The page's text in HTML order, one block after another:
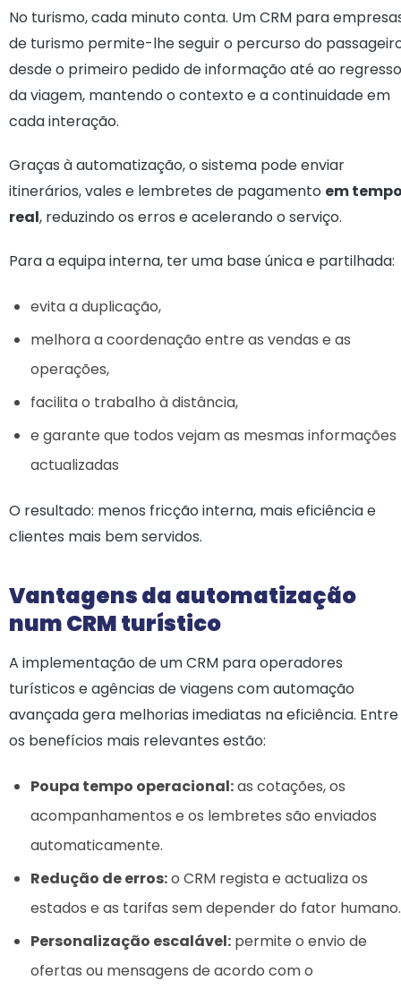
No turismo, cada minuto conta. Um CRM para
de turismo permite-lhe seguir o percurso do
desde o primeiro pedido de informação até ao regresso
da viagem, mantendo o contexto e a continuidade em
cada interação.
Graças à automatização, o sistema pode enviar
itinerários, vales e lembretes de pagamento em
real, reduzindo os erros e acelerando o serviço.
Para a equipa interna, ter uma base única e partilhada:
evita a duplicação,
melhora a coordenação entre as vendas e as
operações,
facilita o trabalho à distância,
e garante que todos vejam as mesmas informações
actualizadas
O resultado: menos fricção interna, mais eficiência e
clientes mais bem servidos.
Vantagens da automatização
num CRM turístico
A implementação de um CRM para operadores
turísticos e agências de viagens com automação
avançada gera melhorias imediatas na eficiência. Entre
os benefícios mais relevantes estão:
Poupa tempo operacional:as cotações, os
acompanhamentos e os lembretes são enviados
automaticamente.
Redução de erros:o CRM regista e actualiza os
estados e as tarifas sem depender do fator humano.
Personalização escalável: permite o envio de
ofertas ou mensagens de acordo com o